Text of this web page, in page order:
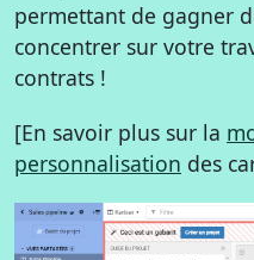
permettant de gagner
concentrer sur votre
contrats !
[En savoir plus sur la
personnalisation des